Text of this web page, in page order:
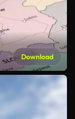
Download